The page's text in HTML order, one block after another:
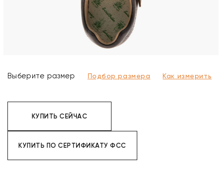
Выберите размер Подбор размера Как измерить
КУПИТЬ СЕЙЧАС
КУПИТЬ ПО СЕРТИФИКАТУ ФСС